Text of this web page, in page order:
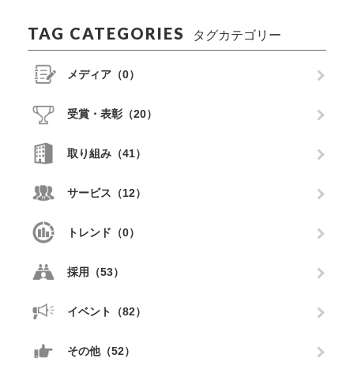
TAG CATEGORIES タグカテゴリー
メディア（0）
受賞・表彰（20）
取り組み（41）
サービス（12）
トレンド（0）
採用（53）
イベント（82）
その他（52）